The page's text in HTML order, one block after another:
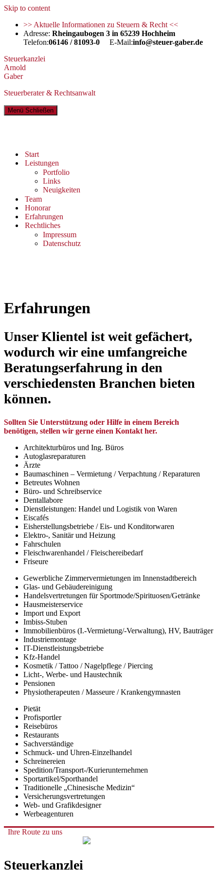
Skip to content
>> Aktuelle Informationen zu Steuern & Recht <<
Adresse: Rheingaubogen 3 in 65239 Hochheim
Telefon:06146 / 81093-0 E-Mail:info@steuer-gaber.de
Steuerkanzlei
Arnold
Gaber
Steuerberater & Rechtsanwalt
Menü Schließen
Start
Leistungen
Portfolio
Links
Neuigkeiten
Team
Honorar
Erfahrungen
Rechtliches
Impressum
Datenschutz
Erfahrungen
Unser Klientel ist weit gefächert,
wodurch wir eine umfangreiche
Beratungserfahrung in den
verschiedensten Branchen bieten
können.
Sollten Sie Unterstützung oder Hilfe in einem Bereich
benötigen, stellen wir gerne einen Kontakt her.
Architekturbüros und Ing. Büros
Autoglasreparaturen
Ärzte
Baumaschinen – Vermietung / Verpachtung / Reparaturen
Betreutes Wohnen
Büro- und Schreibservice
Dentallabore
Dienstleistungen: Handel und Logistik von Waren
Eiscafés
Eisherstellungsbetriebe / Eis- und Konditorwaren
Elektro-, Sanitär und Heizung
Fahrschulen
Fleischwarenhandel / Fleischereibedarf
Friseure
Gewerbliche Zimmervermietungen im Innenstadtbereich
Glas- und Gebäudereinigung
Handelsvertretungen für Sportmode/Spirituosen/Getränke
Hausmeisterservice
Import und Export
Imbiss-Stuben
Immobilienbüros (I.-Vermietung/-Verwaltung), HV, Bauträger
Industriemontage
IT-Dienstleistungsbetriebe
Kfz-Handel
Kosmetik / Tattoo / Nagelpflege / Piercing
Licht-, Werbe- und Haustechnik
Pensionen
Physiotherapeuten / Masseure / Krankengymnasten
Pietät
Profisportler
Reisebüros
Restaurants
Sachverständige
Schmuck- und Uhren-Einzelhandel
Schreinereien
Spedition/Transport-/Kurierunternehmen
Sportartikel/Sporthandel
Traditionelle „Chinesische Medizin“
Versicherungsvertretungen
Web- und Grafikdesigner
Werbeagenturen
Ihre Route zu uns
Steuerkanzlei